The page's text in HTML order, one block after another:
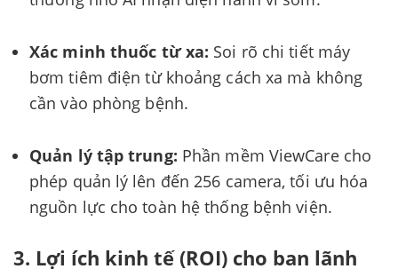
Xác minh thuốc từ xa: Soi rõ chi tiết máy
bơm tiêm điện từ khoảng cách xa mà không
cần vào phòng bệnh.
Quản lý tập trung: Phần mềm ViewCare cho
phép quản lý lên đến 256 camera, tối ưu hóa
nguồn lực cho toàn hệ thống bệnh viện.
3. Lợi ích kinh tế (ROI) cho ban lãnh